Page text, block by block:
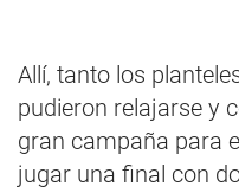
Allí, tanto los
pudieron relajarse y
gran campaña para
jugar una final con